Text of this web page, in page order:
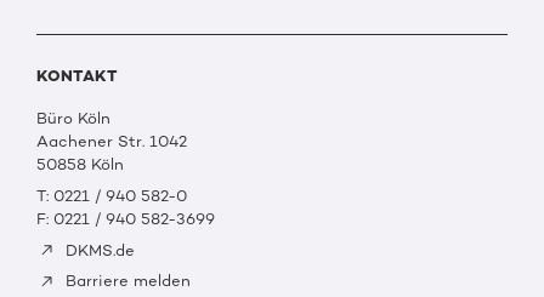
KONTAKT
Büro Köln
Aachener Str. 1042
50858 Köln
T: 0221 / 940 582-0
F: 0221 / 940 582-3699
DKMS.de
Barriere melden